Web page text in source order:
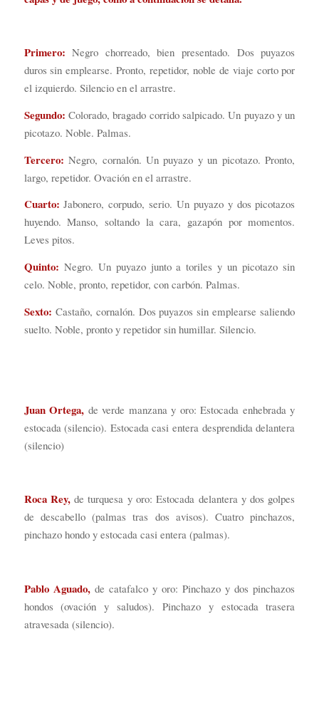
Primero: Negro chorreado, bien presentado. Dos puyazos
duros sin emplearse. Pronto, repetidor, noble de viaje corto por
el izquierdo. Silencio en el arrastre.
Segundo: Colorado, bragado corrido salpicado. Un puyazo y un
picotazo. Noble. Palmas.
Tercero: Negro, cornalón. Un puyazo y un picotazo. Pronto,
largo, repetidor. Ovación en el arrastre.
Cuarto: Jabonero, corpudo, serio. Un puyazo y dos picotazos
huyendo. Manso, soltando la cara, gazapón por momentos.
Leves pitos.
Quinto: Negro. Un puyazo junto a toriles y un picotazo sin
celo. Noble, pronto, repetidor, con carbón. Palmas.
Sexto: Castaño, cornalón. Dos puyazos sin emplearse saliendo
suelto. Noble, pronto y repetidor sin humillar. Silencio.
Juan Ortega, de verde manzana y oro: Estocada enhebrada y
estocada (silencio). Estocada casi entera desprendida delantera
(silencio)
Roca Rey,de turquesa y oro: Estocada delantera y dos golpes
de descabello (palmas tras dos avisos). Cuatro pinchazos,
pinchazo hondo y estocada casi entera (palmas).
Pablo Aguado, de catafalco y oro: Pinchazo y dos pinchazos
hondos (ovación y saludos). Pinchazo y estocada trasera
atravesada (silencio).